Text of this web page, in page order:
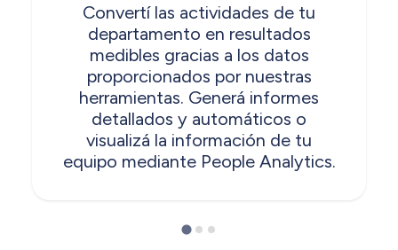
Convertí las actividades de tu
departamento en resultados
medibles gracias a los datos
proporcionados por nuestras
herramientas. Generá informes
detallados y automáticos o
visualizá la información de tu
equipo mediante People Analytics.